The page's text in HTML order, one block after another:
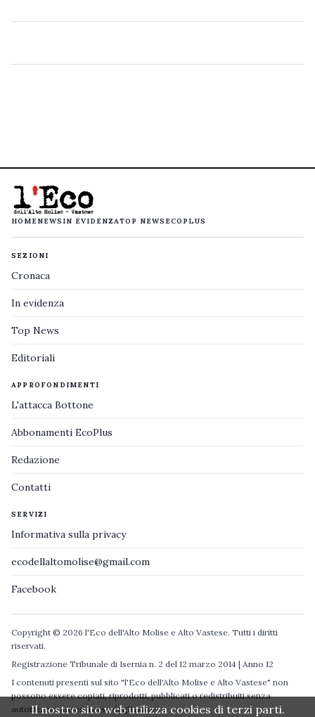
HOMENEWS IN EVIDENZATOP NEWS ECOPLUS
SEZIONI
Cronaca
In evidenza
Top News
Editoriali
APPROFONDIMENTI
L'attacca Bottone
Abbonamenti EcoPlus
Redazione
Contatti
SERVIZI
Informativa sulla privacy
ecodellaltomolise@gmail.com
Facebook
Copyright © 2026 l'Eco dell'Alto Molise e Alto Vastese. Tutti i diritti
riservati.
Registrazione Tribunale di Isernia n. 2 del 12 marzo 2014 | Anno 12
I contenuti presenti sul sito "l'Eco dell'Alto Molise e Alto Vastese" non
possono essere copiati, riprodotti, pubblicati o redistribuiti senza
autorizzazione espressa degli autori.
Il nostro sito web utilizza cookies di terzi parti.